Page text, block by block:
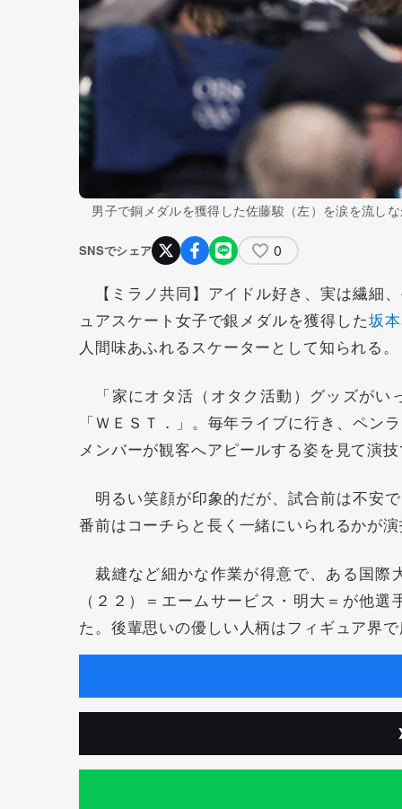
男子で銅メダルを獲得した佐藤駿（左）を涙を流し
SNSでシェア 0
【ミラノ共同】アイドル好き、実は繊細
ュアスケート女子で銀メダルを獲得した坂
人間味あふれるスケーターとして知られる。
「家にオタ活（オタク活動）グッズがい
「ＷＥＳＴ．」。毎年ライブに行き、ペン
メンバーが観客へアピールする姿を見て演
明るい笑顔が印象的だが、試合前は不安
番前はコーチらと長く一緒にいられるかが
裁縫など細かな作業が得意で、ある国際
（２２）＝エームサービス・明大＝が他
た。後輩思いの優しい人柄はフィギュア界